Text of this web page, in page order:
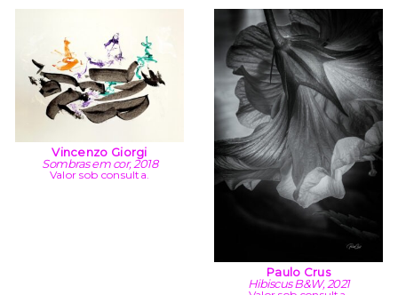
Vincenzo Giorgi
Sombras em cor, 2018
Valor sob consulta.
Paulo Crus
Hibiscus B&W, 2021